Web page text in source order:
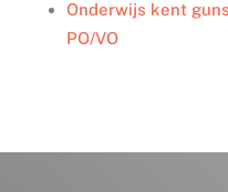
Onderwijs kent
PO/VO